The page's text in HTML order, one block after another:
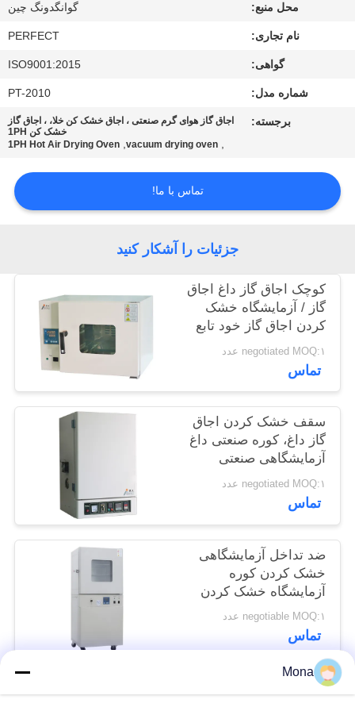
درباره
کنترل
درخواست
نقل قول
نقشه
سایت
PRIVACY
POLICY
محل منبع: گوانگدونگ چین
نام تجاری: PERFECT
گواهی: ISO9001:2015
شماره مدل: PT-2010
برجسته:
اجاق گاز هوای گرم صنعتی ، اجاق خشک کن خلا، ، اجاق گاز
خشک کن 1PH
,
vacuum drying oven
,
1PH Hot Air Drying Oven
تماس با ما!
جزئیات را آشکار کنید
کوچک اجاق گاز داغ اجاق
گاز / آزمایشگاه خشک
کردن اجاق گاز خود تابع
negotiated MOQ:۱ عدد
تماس
سقف خشک کردن اجاق
گاز داغ، کوره صنعتی داغ
آزمایشگاهی صنعتی
negotiated MOQ:۱ عدد
تماس
ضد تداخل آزمایشگاهی
خشک کردن کوره
آزمایشگاه خشک کردن
کوره
negotiable MOQ:۱ عدد
تماس
دسته بندی های محبوب
Mona